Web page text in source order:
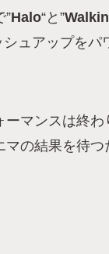
”Halo“と”
シュアップをパ
ーマンスは終わ
の結果を待つ